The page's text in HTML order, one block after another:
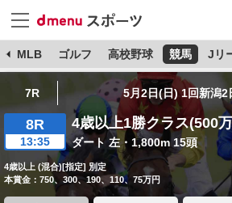
MLB ゴルフ 高校野球 競馬 Jリ
7R 5月2日(日) 1回新潟2
8R
13:35
4歳以上1勝クラス(500
ダート 左・1,800m 15頭
4歳以上 (混合)[指定] 別定
本賞金：750、300、190、110、75万円